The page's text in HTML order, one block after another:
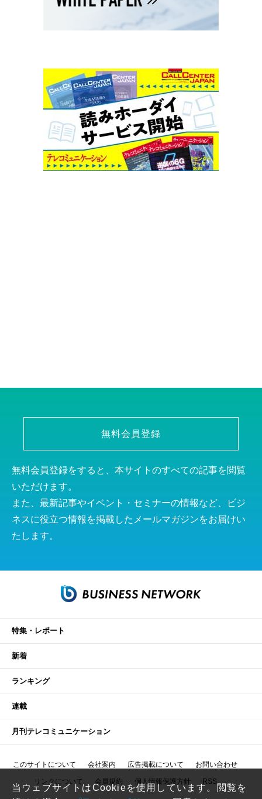
無料会員登録
無料会員登録をすると、本サイトのすべての記事を閲覧
いただけます。
また、最新記事やイベント・セミナーの情報など、ビジ
ネスに役立つ情報を掲載したメールマガジンをお届けい
たします。
特集・レポート
新着
ランキング
連載
月刊テレコミュニケーション
このサイトについて 会社案内 広告掲載について お問い合わせ
リンクについて 会員規約 個人情報保護方針 RSS
当ウェブサイトはCookieを使用しています。閲覧を